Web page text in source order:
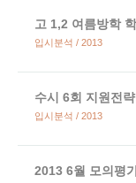
고 1,2 여름방학
입시분석 / 2013
수시 6회 지원전략
입시분석 / 2013
2013 6월 모의평